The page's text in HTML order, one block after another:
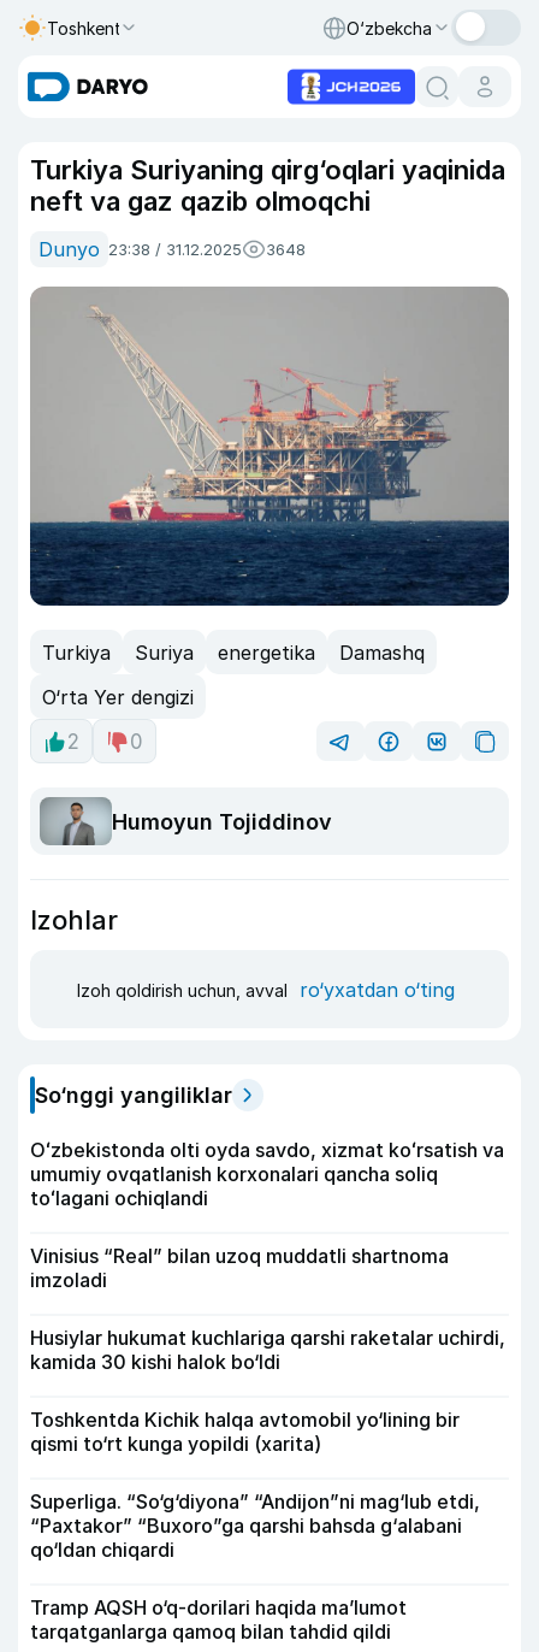
Toshkent O‘zbekcha
Turkiya Suriyaning qirg‘oqlari yaqinida
neft va gaz qazib olmoqchi
Dunyo 23:38 / 31.12.2025 3648
Turkiya Suriya energetika
Damashq
O‘rta Yer dengizi
2
0
Humoyun Tojiddinov
Izohlar
Izoh qoldirish uchun, avval ro‘yxatdan o‘ting
So‘nggi yangiliklar
Oʻzbekistonda olti oyda savdo, xizmat koʻrsatish va
umumiy ovqatlanish korxonalari qancha soliq
toʻlagani ochiqlandi
Vinisius “Real” bilan uzoq muddatli shartnoma
imzoladi
Husiylar hukumat kuchlariga qarshi raketalar uchirdi,
kamida 30 kishi halok bo‘ldi
Toshkentda Kichik halqa avtomobil yo‘lining bir
qismi to‘rt kunga yopildi (xarita)
Superliga. “So‘g‘diyona” “Andijon”ni mag‘lub etdi,
“Paxtakor” “Buxoro”ga qarshi bahsda g‘alabani
qo‘ldan chiqardi
Tramp AQSH o‘q-dorilari haqida ma’lumot
tarqatganlarga qamoq bilan tahdid qildi